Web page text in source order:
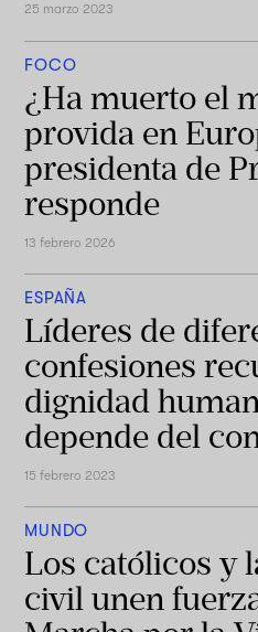
25 marzo 2023
FOCO
¿Ha muerto el
provida en
presidenta de
responde
13 febrero 2026
ESPAÑA
Líderes de
confesiones
dignidad
depende del
15 febrero 2023
MUNDO
Los católicos y
civil unen